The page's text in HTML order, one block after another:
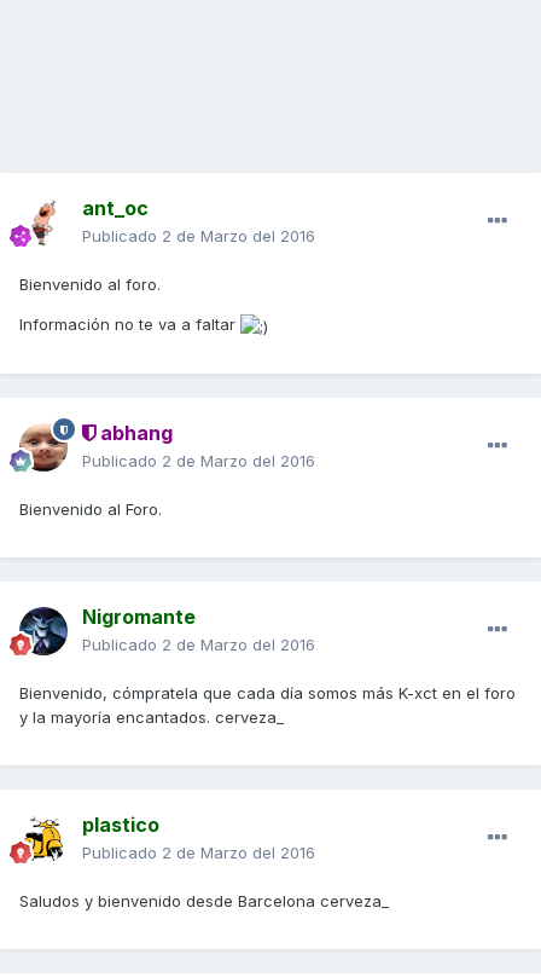
ant_oc
Publicado 2 de Marzo del 2016
Bienvenido al foro.
Información no te va a faltar
abhang
Publicado 2 de Marzo del 2016
Bienvenido al Foro.
Nigromante
Publicado 2 de Marzo del 2016
Bienvenido, cómpratela que cada día somos más K-xct en el foro
y la mayoría encantados. cerveza_
plastico
Publicado 2 de Marzo del 2016
Saludos y bienvenido desde Barcelona cerveza_